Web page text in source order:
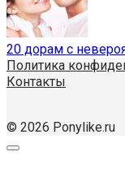
20 дорам с
Политика
Контакты
© 2026 Ponylike.ru